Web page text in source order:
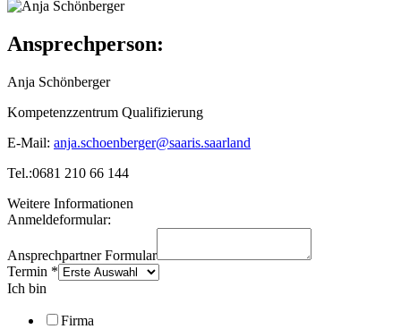
Ansprechperson:
Anja Schönberger
Kompetenzzentrum Qualifizierung
E-Mail: anja.schoenberger@saaris.saarland
Tel.:0681 210 66 144
Weitere Informationen
Anmeldeformular:
Ansprechpartner Formular
Termin *
Ich bin
Firma